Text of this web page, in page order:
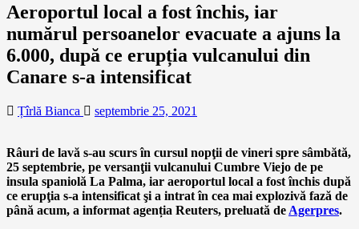
Aeroportul local a fost închis, iar
numărul persoanelor evacuate a ajuns la
6.000, după ce erupția vulcanului din
Canare s-a intensificat
Țîrlă Bianca septembrie 25, 2021
Râuri de lavă s-au scurs în cursul nopţii de vineri spre sâmbătă,
25 septembrie, pe versanţii vulcanului Cumbre Viejo de pe
insula spaniolă La Palma, iar aeroportul local a fost închis după
ce erupţia s-a intensificat şi a intrat în cea mai explozivă fază de
până acum, a informat agenția Reuters, preluată de Agerpres.